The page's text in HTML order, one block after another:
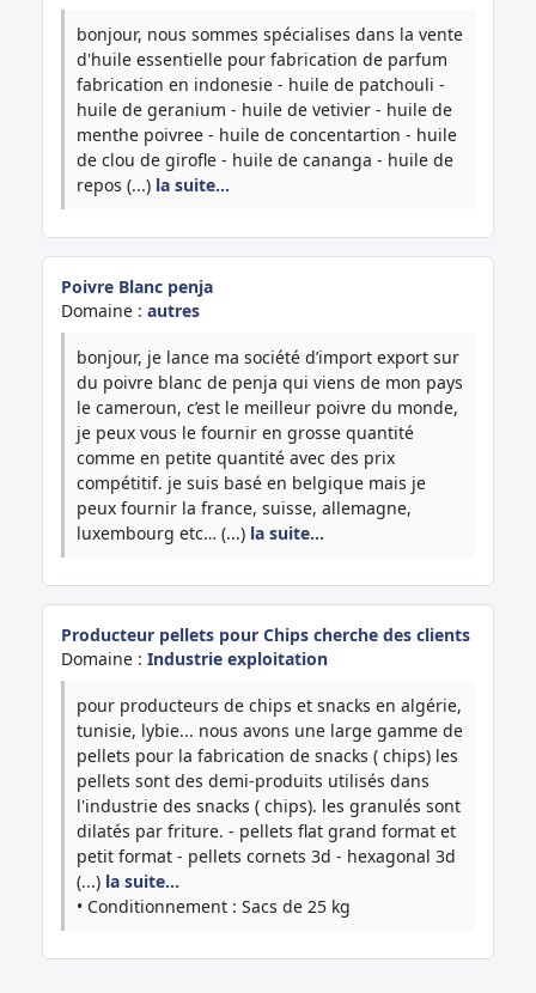
bonjour, nous sommes spécialises dans la vente
d'huile essentielle pour fabrication de parfum
fabrication en indonesie - huile de patchouli -
huile de geranium - huile de vetivier - huile de
menthe poivree - huile de concentartion - huile
de clou de girofle - huile de cananga - huile de
repos (...) la suite…
Poivre Blanc penja
Domaine : autres
bonjour, je lance ma société d’import export sur
du poivre blanc de penja qui viens de mon pays
le cameroun, c’est le meilleur poivre du monde,
je peux vous le fournir en grosse quantité
comme en petite quantité avec des prix
compétitif. je suis basé en belgique mais je
peux fournir la france, suisse, allemagne,
luxembourg etc… (...) la suite…
Producteur pellets pour Chips cherche des clients
Domaine : Industrie exploitation
pour producteurs de chips et snacks en algérie,
tunisie, lybie... nous avons une large gamme de
pellets pour la fabrication de snacks ( chips) les
pellets sont des demi-produits utilisés dans
l'industrie des snacks ( chips). les granulés sont
dilatés par friture. - pellets flat grand format et
petit format - pellets cornets 3d - hexagonal 3d
(...) la suite…
• Conditionnement : Sacs de 25 kg